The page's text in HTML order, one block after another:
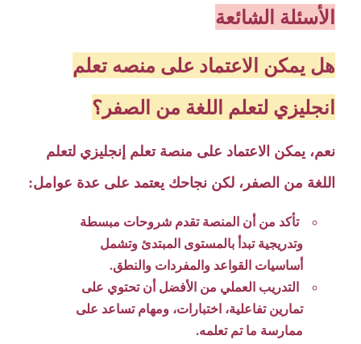
الأسئلة الشائعة
هل يمكن الاعتماد على منصه تعلم
انجليزي لتعلم اللغة من الصفر؟
نعم، يمكن الاعتماد على منصة تعلم إنجليزي لتعلم
اللغة من الصفر، لكن نجاحك يعتمد على عدة عوامل:
تأكد من أن المنصة تقدم شروحات مبسطة
وتدريجية تبدأ بالمستوى المبتدئ وتشمل
أساسيات القواعد والمفردات والنطق.
التدريب العملي من الأفضل أن تحتوي على
تمارين تفاعلية، اختبارات، ومهام تساعد على
ممارسة ما تم تعلمه.